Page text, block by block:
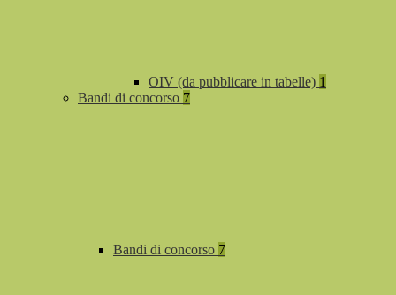
OIV (da pubblicare in tabelle) 1
Bandi di concorso 7
Bandi di concorso 7